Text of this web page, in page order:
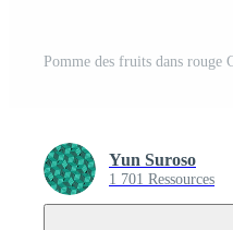
Yun Suroso
1 701 Ressources